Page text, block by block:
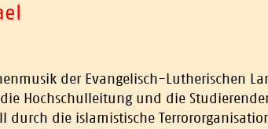
der Evangelisch-Lutherischen
die Hochschulleitung und die
durch die islamistische